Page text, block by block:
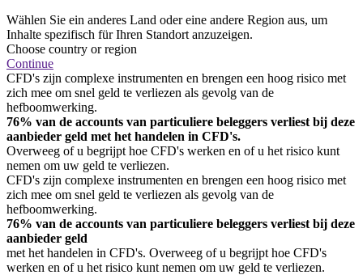
Wählen Sie ein anderes Land oder eine andere Region aus, um
Inhalte spezifisch für Ihren Standort anzuzeigen.
Choose country or region
Continue
CFD's zijn complexe instrumenten en brengen een hoog risico met
zich mee om snel geld te verliezen als gevolg van de
hefboomwerking.
76% van de accounts van particuliere beleggers verliest bij deze
aanbieder geld met het handelen in CFD's.
Overweeg of u begrijpt hoe CFD's werken en of u het risico kunt
nemen om uw geld te verliezen.
CFD's zijn complexe instrumenten en brengen een hoog risico met
zich mee om snel geld te verliezen als gevolg van de
hefboomwerking.
76% van de accounts van particuliere beleggers verliest bij deze
aanbieder geld
met het handelen in CFD's. Overweeg of u begrijpt hoe CFD's
werken en of u het risico kunt nemen om uw geld te verliezen.